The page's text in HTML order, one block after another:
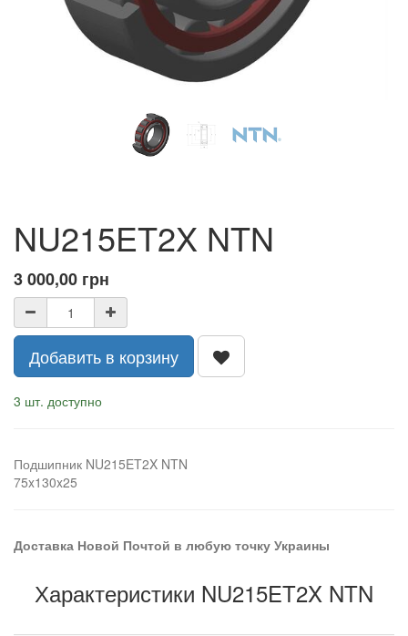
NU215ET2X NTN
3 000,00 грн
Добавить в корзину
3 шт. доступно
Подшипник NU215ET2X NTN
75x130x25
Доставка Новой Почтой в любую точку Украины
Характеристики NU215ET2X NTN